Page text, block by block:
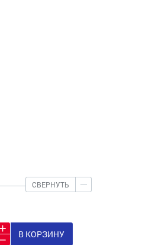
СВЕРНУТЬ
В КОРЗИНУ